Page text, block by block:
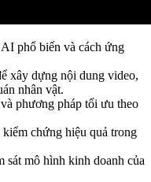
phổ biến và cách ứng
xây dựng nội dung video,
nhân vật.
phương pháp tối ưu theo
chứng hiệu quả trong
sát mô hình kinh doanh của